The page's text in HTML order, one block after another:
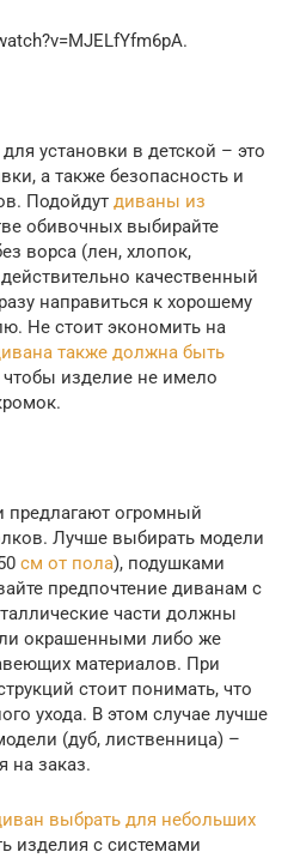
установки в детской – это
а также безопасность и
Подойдут диваны из
обивочных выбирайте
ворса (лен, хлопок,
качественный
направиться к хорошему
Не стоит экономить на
также должна быть
изделие не имело
предлагают огромный
Лучше выбирать модели
см от пола), подушками
предпочтение диванам с
части должны
окрашенными либо же
материалов. При
стоит понимать, что
ухода. В этом случае лучше
(дуб, лиственница) –
на заказ.
выбрать для небольших
изделия с системами